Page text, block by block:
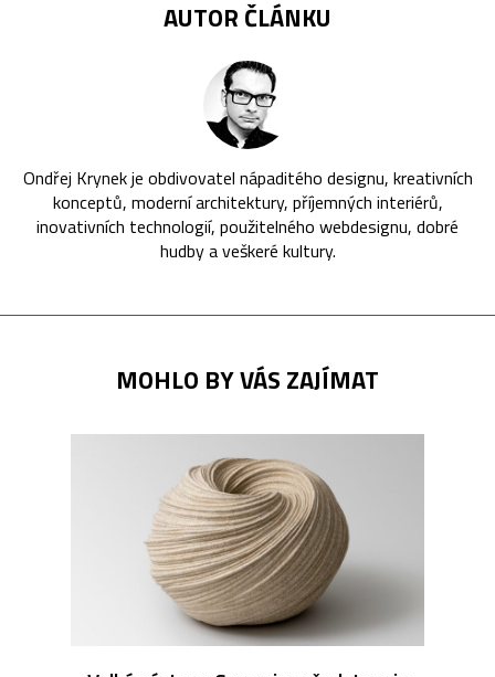
AUTOR ČLÁNKU
Ondřej Krynek je obdivovatel nápaditého designu, kreativních
konceptů, moderní architektury, příjemných interiérů,
inovativních technologií, použitelného webdesignu, dobré
hudby a veškeré kultury.
MOHLO BY VÁS ZAJÍMAT